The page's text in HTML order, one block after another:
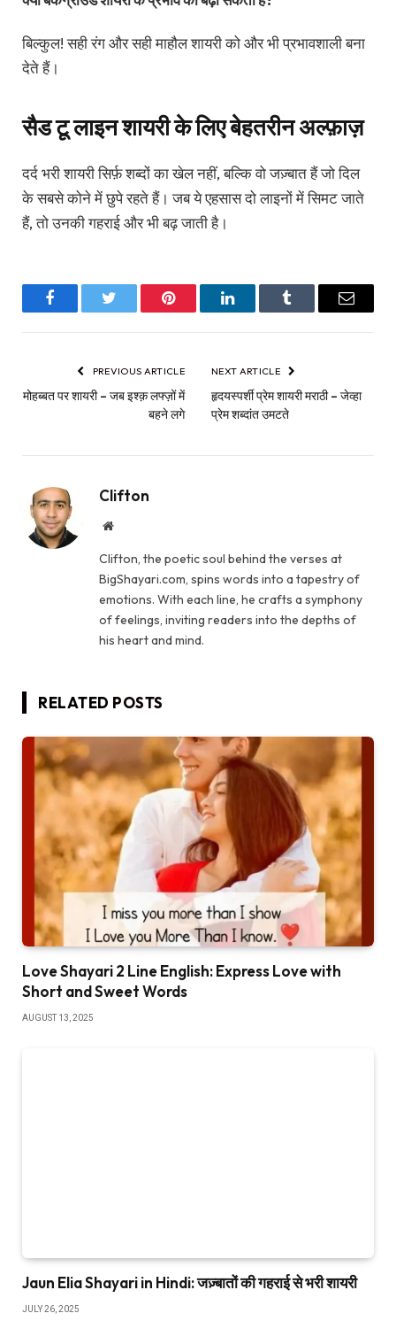
बिल्कुल! सही रंग और सही माहौल शायरी को और भी प्रभावशाली बना
देते हैं।
सैड टू लाइन शायरी के लिए बेहतरीन अल्फ़ाज़
दर्द भरी शायरी सिर्फ़ शब्दों का खेल नहीं, बल्कि वो जज़्बात हैं जो दिल
के सबसे कोने में छुपे रहते हैं। जब ये एहसास दो लाइनों में सिमट जाते
हैं, तो उनकी गहराई और भी बढ़ जाती है।
FacebookTwitter Pinterest LinkedInTumblr Email
PREVIOUS ARTICLE
मोहब्बत पर शायरी – जब इश्क़ लफ्ज़ों में
बहने लगे
NEXT ARTICLE
हृदयस्पर्शी प्रेम शायरी मराठी – जेव्हा
प्रेम शब्दांत उमटते
Clifton
Website
Clifton, the poetic soul behind the verses at
BigShayari.com, spins words into a tapestry of
emotions. With each line, he crafts a symphony
of feelings, inviting readers into the depths of
his heart and mind.
RELATED POSTS
Love Shayari 2 Line English: Express Love with
Short and Sweet Words
AUGUST 13, 2025
Jaun Elia Shayari in Hindi: जज़्बातों की गहराई से भरी शायरी
JULY 26, 2025